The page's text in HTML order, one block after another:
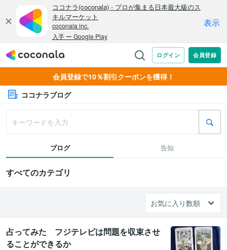
会員登録で10％割引クーポンを獲得！
ココナラブログ
ブログ 告知
すべてのカテゴリ
占ってみた フジテレビは問題を収束させ
ることができるか